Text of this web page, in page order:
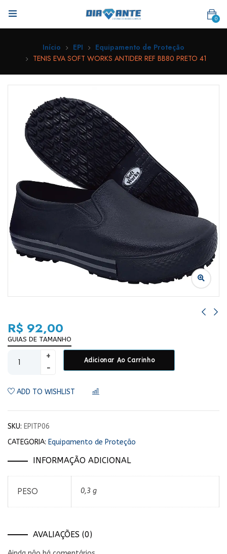
0
Início EPI
Equipamento de Proteção
TENIS EVA SOFT WORKS ANTIDER REF BB80 PRETO 41
R$ 92,00
GUIAS DE TAMANHO
Adicionar Ao Carrinho
ADD TO WISHLIST
SKU: EPITP06
CATEGORIA: Equipamento de Proteção
INFORMAÇÃO ADICIONAL
PESO 0,3 g
AVALIAÇÕES (0)